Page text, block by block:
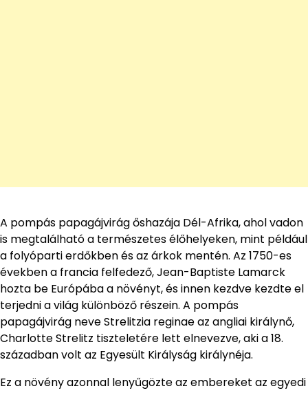
A pompás papagájvirág őshazája Dél-Afrika, ahol vadon
is megtalálható a természetes élőhelyeken, mint például
a folyóparti erdőkben és az árkok mentén. Az 1750-es
években a francia felfedező, Jean-Baptiste Lamarck
hozta be Európába a növényt, és innen kezdve kezdte el
terjedni a világ különböző részein. A pompás
papagájvirág neve Strelitzia reginae az angliai királynő,
Charlotte Strelitz tiszteletére lett elnevezve, aki a 18.
században volt az Egyesült Királyság királynéja.
Ez a növény azonnal lenyűgözte az embereket az egyedi